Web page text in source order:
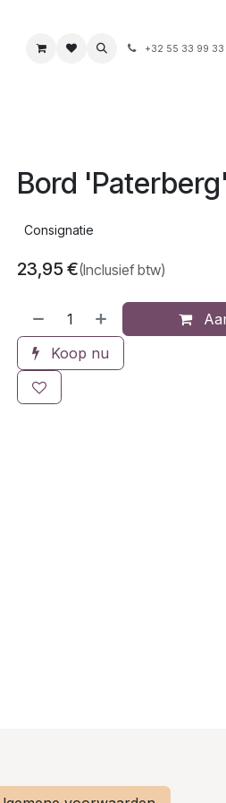
Juwelen Souvenirs
+32 55 33 99 33
Bord 'Paterberg'
Consignatie
23,95 €(Inclusief btw)
Koop nu